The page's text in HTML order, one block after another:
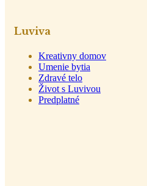
Luviva
Kreativny domov
Umenie bytia
Zdravé telo
Život s Luvivou
Predplatné